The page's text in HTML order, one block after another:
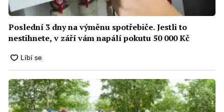
Poslední 3 dny na výměnu spotřebiče. Jestli to
nestihnete, v září vám napálí pokutu 50 000 Kč